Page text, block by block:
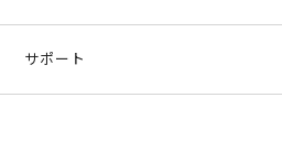
お支払い方法、配送について
返品について
サポート